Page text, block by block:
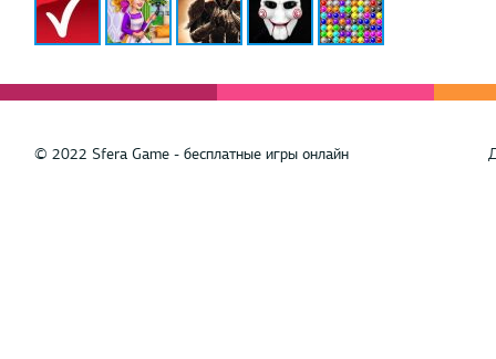
© 2022 Sfera Game - бесплатные игры онлайн